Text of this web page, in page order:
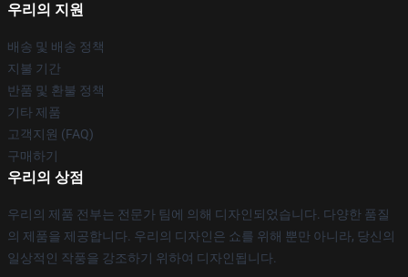
우리의 지원
배송 및 배송 정책
지불 기간
반품 및 환불 정책
기타 제품
고객지원 (FAQ)
구매하기
우리의 상점
우리의 제품 전부는 전문가 팀에 의해 디자인되었습니다. 다양한 품질
의 제품을 제공합니다. 우리의 디자인은 쇼를 위해 뿐만 아니라, 당신의
일상적인 작풍을 강조하기 위하여 디자인됩니다.